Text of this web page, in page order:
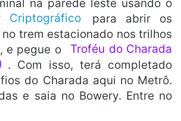
na parede leste usando o
Criptográfico
para abrir os
trem estacionado nos trilhos
e pegue o
Troféu do Charada
. Com isso, terá completado
do Charada aqui no Metrô.
e saia no Bowery. Entre no